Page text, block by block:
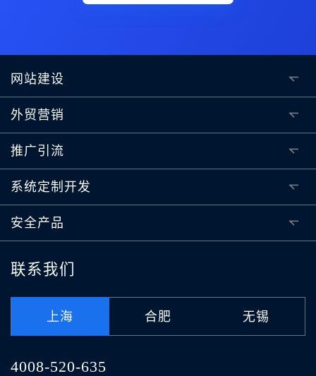
网站建设
外贸营销
推广引流
系统定制开发
安全产品
联系我们
上海 合肥 无锡
4008-520-635